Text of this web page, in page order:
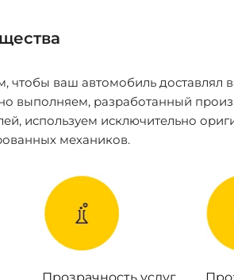
чтобы ваш автомобиль доставлял
выполняем, разработанный
используем исключительно
механиков.